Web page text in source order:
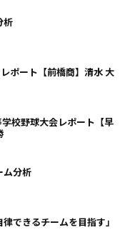
析
ポート【前橋商】清水 大
校野球大会レポート【早
ム分析
できるチームを目指す」